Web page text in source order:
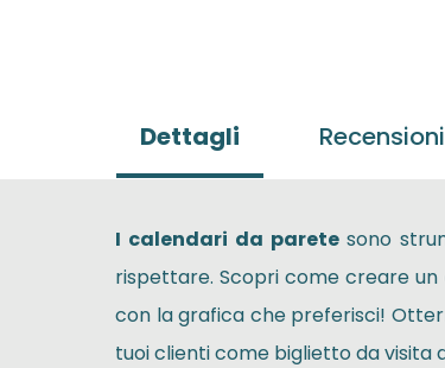
Dettagli
I calendari da parete sono
rispettare. Scopri come creare un
con la grafica che preferisci!
tuoi clienti come biglietto da visita
Recensioni